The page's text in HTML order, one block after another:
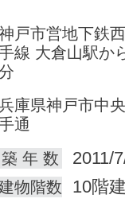
戸市営地下鉄
線 大倉山駅か
庫県神戸市中
通
築 年 数
2011/
物階数 10階